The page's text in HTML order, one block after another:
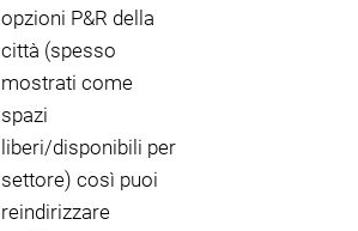
opzioni P&R della
città (spesso
mostrati come
spazi
liberi/disponibili per
settore) così puoi
reindirizzare